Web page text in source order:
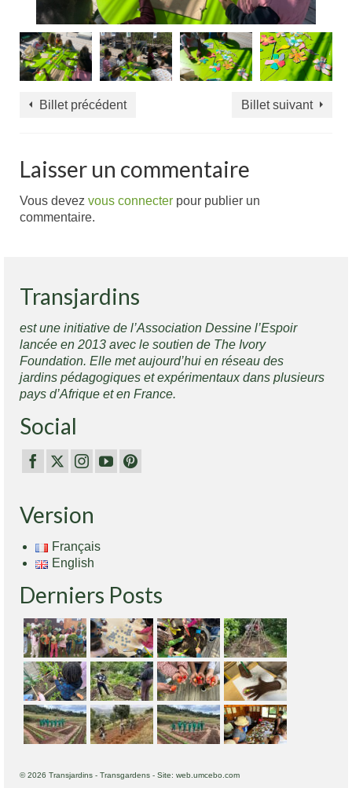
Billet précédent Billet suivant
Laisser un commentaire
Vous devez vous connecter pour publier un
commentaire.
Transjardins
est une initiative de l’Association Dessine l’Espoir
lancée en 2013 avec le soutien de The Ivory
Foundation. Elle met aujourd’hui en réseau des
jardins pédagogiques et expérimentaux dans plusieurs
pays d’Afrique et en France.
Social
Version
Français
English
Derniers Posts
© 2026 Transjardins - Transgardens - Site: web.umcebo.com